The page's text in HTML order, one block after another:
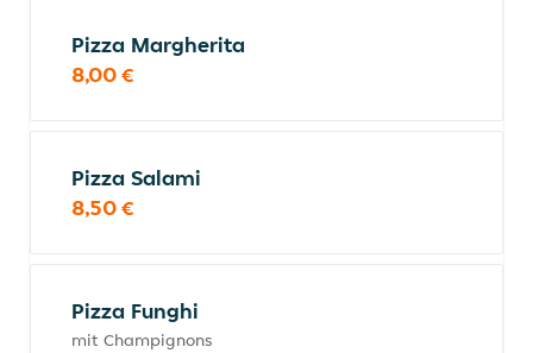
Pizza Margherita
8,00 €
Pizza Salami
8,50 €
Pizza Funghi
mit Champignons